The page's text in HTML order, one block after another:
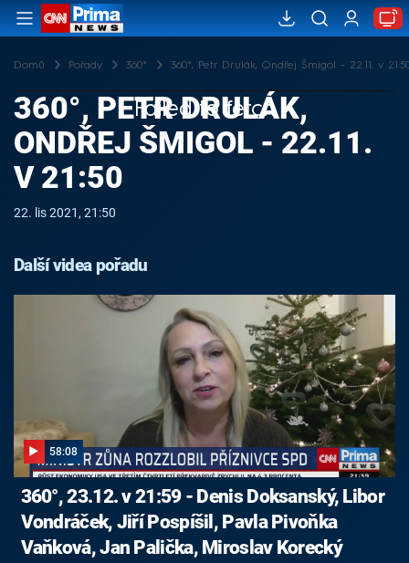
Domů Pořady 360° 360°, Petr Drulák, Ondřej Šmigol - 22.11. v
Failed to fetch
360°, PETR DRULÁK,
ONDŘEJ ŠMIGOL - 22.11.
V 21:50
22. lis 2021, 21:50
Další videa pořadu
58:08
360°, 23.12. v 21:59 - Denis Doksanský, Libor
Vondráček, Jiří Pospíšil, Pavla Pivoňka
Vaňková, Jan Palička, Miroslav Korecký